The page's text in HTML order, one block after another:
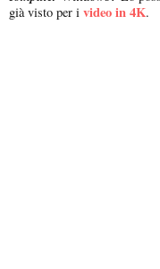
già visto per i video in 4K.